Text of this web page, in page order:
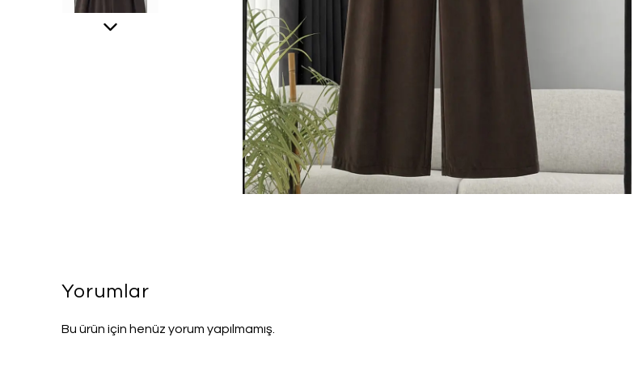
Yorumlar
Bu ürün için henüz yorum yapılmamış.